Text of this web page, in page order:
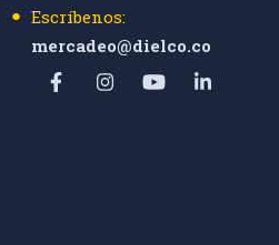
Escríbenos:
mercadeo@dielco.co